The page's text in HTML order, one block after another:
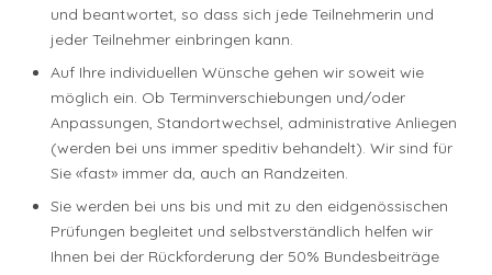
und beantwortet, so dass sich jede Teilnehmerin und
jeder Teilnehmer einbringen kann.
Auf Ihre individuellen Wünsche gehen wir soweit wie
möglich ein. Ob Terminverschiebungen und/oder
Anpassungen, Standortwechsel, administrative Anliegen
(werden bei uns immer speditiv behandelt). Wir sind für
Sie «fast» immer da, auch an Randzeiten.
Sie werden bei uns bis und mit zu den eidgenössischen
Prüfungen begleitet und selbstverständlich helfen wir
Ihnen bei der Rückforderung der 50% Bundesbeiträge